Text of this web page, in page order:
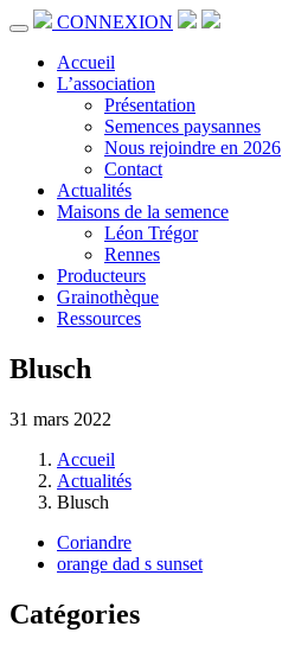
CONNEXION
Accueil
L’association
Présentation
Semences paysannes
Nous rejoindre en 2026
Contact
Actualités
Maisons de la semence
Léon Trégor
Rennes
Producteurs
Grainothèque
Ressources
Blusch
31 mars 2022
Accueil
Actualités
Blusch
Coriandre
orange dad s sunset
Catégories